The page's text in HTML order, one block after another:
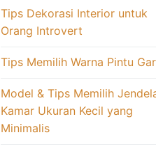
Tips Dekorasi Interior untuk
Orang Introvert
Tips Memilih Warna Pintu
Model & Tips Memilih
Kamar Ukuran Kecil yang
Minimalis